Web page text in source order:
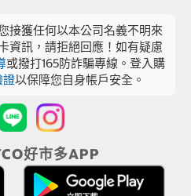
接獲任何以本公司名義不明來
資訊，請拒絕回應！如有疑慮
或撥打165防詐騙專線。登入購
證以保障您自身帳戶安全。
好市多APP